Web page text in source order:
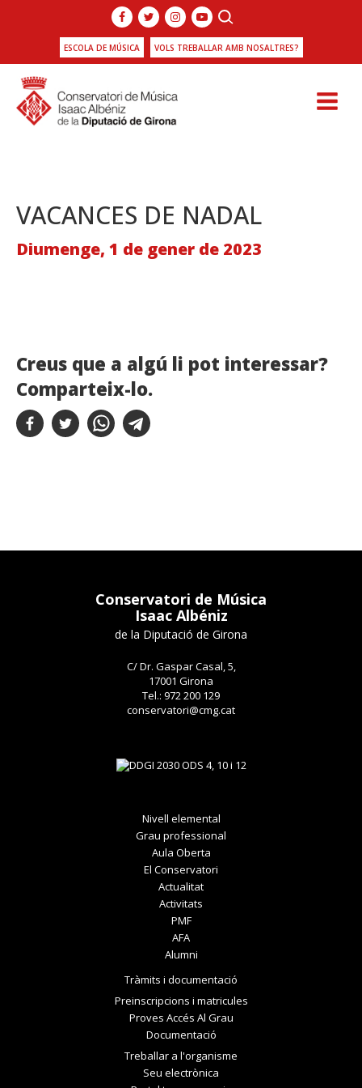
ESCOLA DE MÚSICA VOLS TREBALLAR AMB NOSALTRES?
VACANCES DE NADAL
Diumenge, 1 de gener de 2023
Creus que a algú li pot interessar?
Comparteix-lo.
Conservatori de Música
Isaac Albéniz
de la Diputació de Girona
C/ Dr. Gaspar Casal, 5,
17001 Girona
Tel.: 972 200 129
conservatori@cmg.cat
Nivell elemental
Grau professional
Aula Oberta
El Conservatori
Actualitat
Activitats
PMF
AFA
Alumni
Tràmits i documentació
Preinscripcions i matricules
Proves Accés Al Grau
Documentació
Treballar a l'organisme
Seu electrònica